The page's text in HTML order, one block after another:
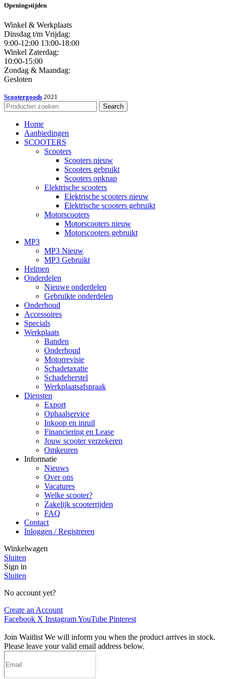
Openingstijden
Winkel & Werkplaats
Dinsdag t/m Vrijdag:
9:00-12:00 13:00-18:00
Winkel Zaterdag:
10:00-15:00
Zondag & Maandag:
Gesloten
Scootergoods 2021
Search
Home
Aanbiedingen
SCOOTERS
Scooters
Scooters nieuw
Scooters gebruikt
Scooters opknap
Elektrische scooters
Elektrische scooters nieuw
Elektrische scooters gebruikt
Motorscooters
Motorscooters nieuw
Motorscooters gebruikt
MP3
MP3 Nieuw
MP3 Gebruikt
Helmen
Onderdelen
Nieuwe onderdelen
Gebruikte onderdelen
Onderhoud
Accessoires
Specials
Werkplaats
Banden
Onderhoud
Motorrevisie
Schadetaxatie
Schadeherstel
Werkplaatsafspraak
Diensten
Export
Ophaalservice
Inkoop en inruil
Financiering en Lease
Jouw scooter verzekeren
Omkeuren
Informatie
Nieuws
Over ons
Vacatures
Welke scooter?
Zakelijk scooterrijden
FAQ
Contact
Inloggen / Registreren
Winkelwagen
Sluiten
Sign in
Sluiten
No account yet?
Create an Account
Facebook X InstagramYouTube Pinterest
Join Waitlist We will inform you when the product arrives in stock.
Please leave your valid email address below.